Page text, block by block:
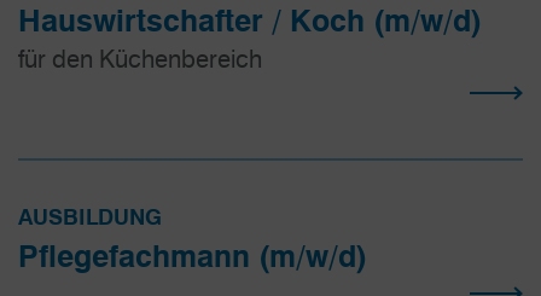
Hauswirtschafter / Koch (m/w/d)
für den Küchenbereich
AUSBILDUNG
Pflegefach­mann (m/w/d)